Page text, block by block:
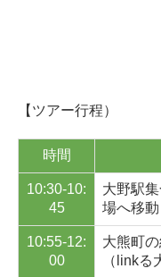
【ツアー行程）
時間
10:30-10:
45
大野駅
場へ移動
10:55-12:
00
大熊町
（linkる